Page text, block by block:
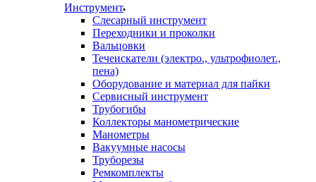
Инструмент
Слесарный инструмент
Переходники и проколки
Вальцовки
Течеискатели (электро., ультрофиолет.,
пена)
Оборудование и материал для пайки
Сервисный инструмент
Трубогибы
Коллекторы манометрические
Манометры
Вакуумные насосы
Труборезы
Ремкомплекты